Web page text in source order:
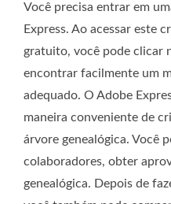
Você precisa entrar em
Express. Ao acessar este
gratuito, você pode clicar
encontrar facilmente um
adequado. O Adobe
maneira conveniente de
árvore genealógica. Você
colaboradores, obter
genealógica. Depois de